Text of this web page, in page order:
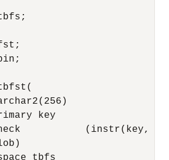
key
(instr(key,
tbfs